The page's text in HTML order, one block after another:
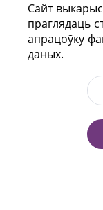
праспект
г. Мiнск,
Тэл.: (+375
Эл. пошта:
Сайт
праглядаць
апрацоўку
даных.